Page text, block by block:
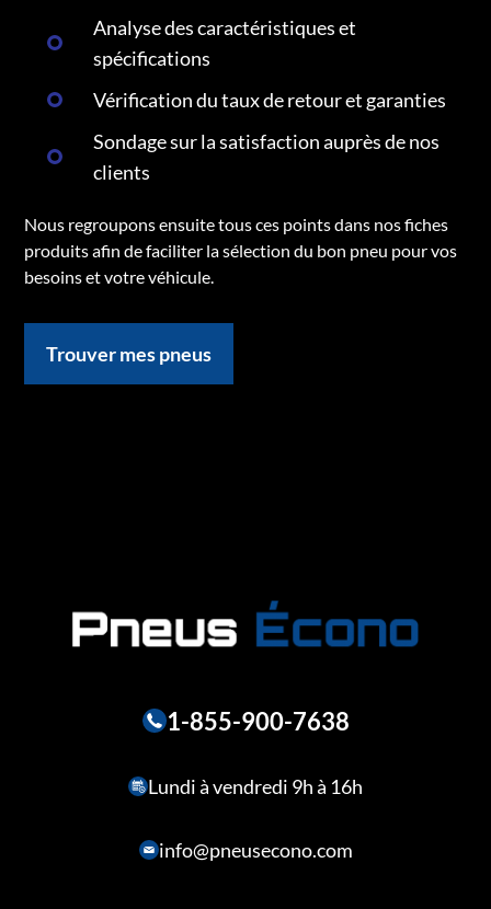
Analyse des caractéristiques et
spécifications
Vérification du taux de retour et garanties
Sondage sur la satisfaction auprès de nos
clients
Nous regroupons ensuite tous ces points dans nos fiches
produits afin de faciliter la sélection du bon pneu pour vos
besoins et votre véhicule.
Trouver mes pneus
1-855-900-7638
Lundi à vendredi 9h à 16h
info@pneusecono.com